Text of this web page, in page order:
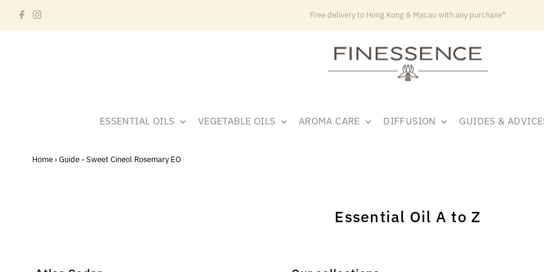
Free delivery to Hong Kong & Macau with any purchase*
ESSENTIAL OILS VEGETABLE OILS AROMA CARE DIFFUSION GUIDES &
Home › Guide - Sweet Cineol Rosemary EO
Essential Oil A to Z